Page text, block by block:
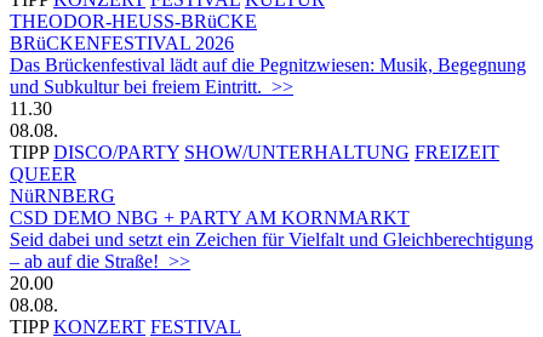
THEODOR-HEUSS-BRüCKE
BRüCKENFESTIVAL 2026
Das Brückenfestival lädt auf die Pegnitzwiesen: Musik, Begegnung
und Subkultur bei freiem Eintritt. >>
11.30
08.08.
TIPP DISCO/PARTY SHOW/UNTERHALTUNG FREIZEIT
QUEER
NüRNBERG
CSD DEMO NBG + PARTY AM KORNMARKT
Seid dabei und setzt ein Zeichen für Vielfalt und Gleichberechtigung
– ab auf die Straße! >>
20.00
08.08.
TIPP KONZERT FESTIVAL